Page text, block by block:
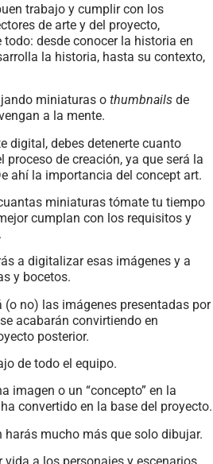
trabajo y cumplir con los
de arte y del proyecto,
desde conocer la historia en
la historia, hasta su contexto,
miniaturas o thumbnails de
a la mente.
digital, debes detenerte cuanto
proceso de creación, ya que será la
ahí la importancia del concept art.
miniaturas tómate tu tiempo
cumplan con los requisitos y
a digitalizar esas imágenes y a
y bocetos.
(o no) las imágenes presentadas por
acabarán convirtiendo en
posterior.
de todo el equipo.
imagen o un “concepto” en la
convertido en la base del proyecto.
harás mucho más que solo dibujar.